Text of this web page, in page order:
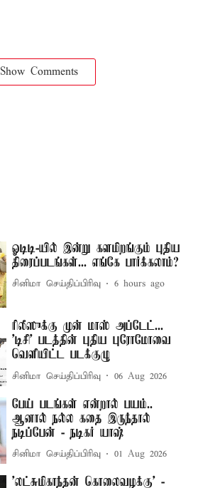
Show Comments
ஓடிடி-யில் இன்று களமிறங்கும் புதிய
திரைப்படங்கள்... எங்கே பார்க்கலாம்?
சினிமா செய்திப்பிரிவு 6 hours ago
ரிலீஸுக்கு முன் மாஸ் அப்டேட்...
'டிசி' படத்தின் புதிய புரோமோவை
வெளியிட்ட படக்குழு
சினிமா செய்திப்பிரிவு 06 Aug 2026
பேய் படங்கள் என்றால் பயம்..
ஆனால் நல்ல கதை இருந்தால்
நடிப்பேன் - நடிகர் யாஷ்
சினிமா செய்திப்பிரிவு 01 Aug 2026
'லட்சுமிகாந்தன் கொலைவழக்கு' -